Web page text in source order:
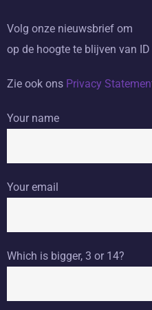
Volg onze nieuwsbrief om
op de hoogte te blijven van
Zie ook ons Privacy
Your name
Your email
Which is bigger, 3 or 14?